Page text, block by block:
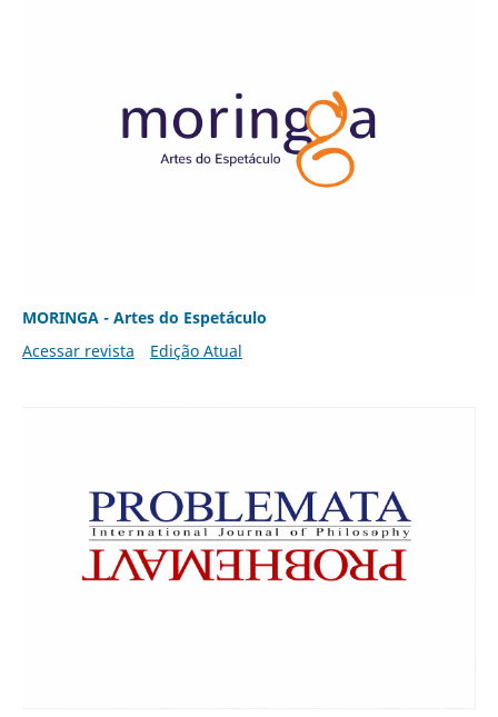
MORINGA - Artes do Espetáculo
Acessar revista
Edição Atual